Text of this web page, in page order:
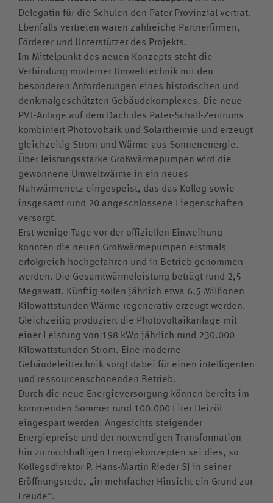
Kollegskollektion
Medien
Archiv
Videos
Jubiläumsjahr
Wappen
Delegatin für die Schulen den Pater Provinzial vertrat.
Ebenfalls vertreten waren zahlreiche Partnerfirmen,
Förderer und Unterstützer des Projekts.
Im Mittelpunkt des neuen Konzepts steht die
Verbindung moderner Umwelttechnik mit den
besonderen Anforderungen eines historischen und
denkmalgeschützten Gebäudekomplexes. Die neue
PVT-Anlage auf dem Dach des Pater-Schall-Zentrums
kombiniert Photovoltaik und Solarthermie und erzeugt
gleichzeitig Strom und Wärme aus Sonnenenergie.
Über leistungsstarke Großwärmepumpen wird die
gewonnene Umweltwärme in ein neues
Nahwärmenetz eingespeist, das das Kolleg sowie
insgesamt rund 20 angeschlossene Liegenschaften
versorgt.
Erst wenige Tage vor der offiziellen Einweihung
konnten die neuen Großwärmepumpen erstmals
erfolgreich hochgefahren und in Betrieb genommen
werden. Die Gesamtwärmeleistung beträgt rund 2,5
Megawatt. Künftig sollen jährlich etwa 6,5 Millionen
Kilowattstunden Wärme regenerativ erzeugt werden.
Gleichzeitig produziert die Photovoltaikanlage mit
einer Leistung von 198 kWp jährlich rund 230.000
Kilowattstunden Strom. Eine moderne
Gebäudeleittechnik sorgt dabei für einen intelligenten
und ressourcenschonenden Betrieb.
Durch die neue Energieversorgung können bereits im
kommenden Sommer rund 100.000 Liter Heizöl
eingespart werden. Angesichts steigender
Energiepreise und der notwendigen Transformation
hin zu nachhaltigen Energiekonzepten sei dies, so
Kollegsdirektor P. Hans-Martin Rieder SJ in seiner
Eröffnungsrede, „in mehrfacher Hinsicht ein Grund zur
Freude“.